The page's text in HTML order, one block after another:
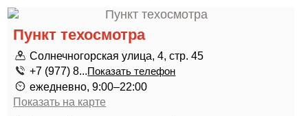
Пункт техосмотра
Солнечногорская улица, 4, стр. 45
+7 (977) 8...Показать телефон
ежедневно, 9:00–22:00
Показать на карте